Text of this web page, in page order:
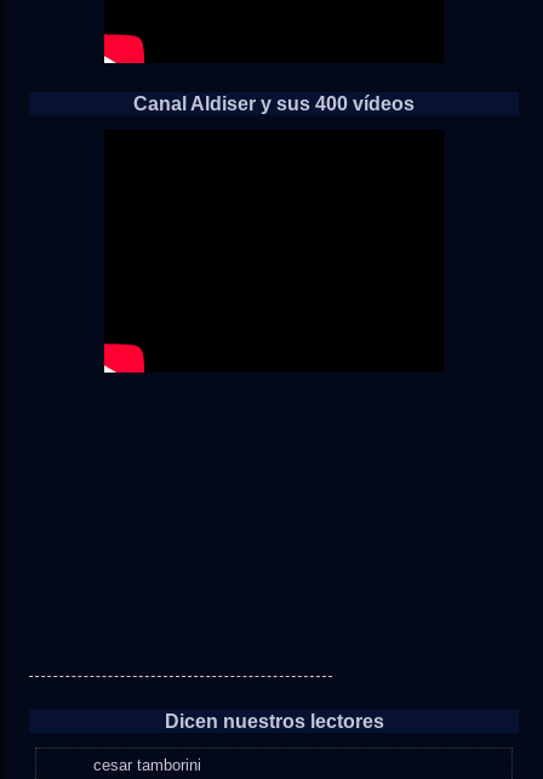
Canal Aldiser y sus 400 vídeos
Dicen nuestros lectores
cesar tamborini